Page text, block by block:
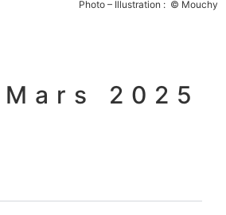
Photo – Illustration : © Mouchy
2025